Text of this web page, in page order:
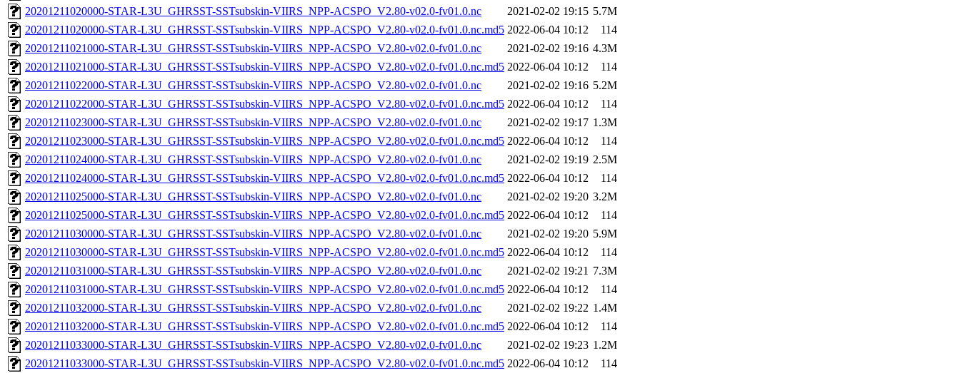
20201211020000-STAR-L3U_GHRSST-SSTsubskin-VIIRS_NPP-ACSPO_V2.80-v02.0-fv01.0.nc
2021-02-02 19:15 5.7M
20201211020000-STAR-L3U_GHRSST-SSTsubskin-VIIRS_NPP-ACSPO_V2.80-v02.0-fv01.0.nc.md5 2022-06-04 10:12
114
20201211021000-STAR-L3U_GHRSST-SSTsubskin-VIIRS_NPP-ACSPO_V2.80-v02.0-fv01.0.nc
2021-02-02 19:16 4.3M
20201211021000-STAR-L3U_GHRSST-SSTsubskin-VIIRS_NPP-ACSPO_V2.80-v02.0-fv01.0.nc.md5 2022-06-04 10:12
114
20201211022000-STAR-L3U_GHRSST-SSTsubskin-VIIRS_NPP-ACSPO_V2.80-v02.0-fv01.0.nc
2021-02-02 19:16 5.2M
20201211022000-STAR-L3U_GHRSST-SSTsubskin-VIIRS_NPP-ACSPO_V2.80-v02.0-fv01.0.nc.md5 2022-06-04 10:12
114
20201211023000-STAR-L3U_GHRSST-SSTsubskin-VIIRS_NPP-ACSPO_V2.80-v02.0-fv01.0.nc
2021-02-02 19:17 1.3M
20201211023000-STAR-L3U_GHRSST-SSTsubskin-VIIRS_NPP-ACSPO_V2.80-v02.0-fv01.0.nc.md5 2022-06-04 10:12
114
20201211024000-STAR-L3U_GHRSST-SSTsubskin-VIIRS_NPP-ACSPO_V2.80-v02.0-fv01.0.nc
2021-02-02 19:19 2.5M
20201211024000-STAR-L3U_GHRSST-SSTsubskin-VIIRS_NPP-ACSPO_V2.80-v02.0-fv01.0.nc.md5 2022-06-04 10:12
114
20201211025000-STAR-L3U_GHRSST-SSTsubskin-VIIRS_NPP-ACSPO_V2.80-v02.0-fv01.0.nc
2021-02-02 19:20 3.2M
20201211025000-STAR-L3U_GHRSST-SSTsubskin-VIIRS_NPP-ACSPO_V2.80-v02.0-fv01.0.nc.md5 2022-06-04 10:12
114
20201211030000-STAR-L3U_GHRSST-SSTsubskin-VIIRS_NPP-ACSPO_V2.80-v02.0-fv01.0.nc
2021-02-02 19:20 5.9M
20201211030000-STAR-L3U_GHRSST-SSTsubskin-VIIRS_NPP-ACSPO_V2.80-v02.0-fv01.0.nc.md5 2022-06-04 10:12
114
20201211031000-STAR-L3U_GHRSST-SSTsubskin-VIIRS_NPP-ACSPO_V2.80-v02.0-fv01.0.nc
2021-02-02 19:21 7.3M
20201211031000-STAR-L3U_GHRSST-SSTsubskin-VIIRS_NPP-ACSPO_V2.80-v02.0-fv01.0.nc.md5 2022-06-04 10:12
114
20201211032000-STAR-L3U_GHRSST-SSTsubskin-VIIRS_NPP-ACSPO_V2.80-v02.0-fv01.0.nc
2021-02-02 19:22 1.4M
20201211032000-STAR-L3U_GHRSST-SSTsubskin-VIIRS_NPP-ACSPO_V2.80-v02.0-fv01.0.nc.md5 2022-06-04 10:12
114
20201211033000-STAR-L3U_GHRSST-SSTsubskin-VIIRS_NPP-ACSPO_V2.80-v02.0-fv01.0.nc
2021-02-02 19:23 1.2M
20201211033000-STAR-L3U_GHRSST-SSTsubskin-VIIRS_NPP-ACSPO_V2.80-v02.0-fv01.0.nc.md5 2022-06-04 10:12
114